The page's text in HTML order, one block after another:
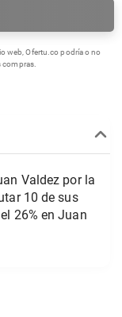
web, Ofertu.co podría o no
compras.
Valdez por la
10 de sus
26% en Juan